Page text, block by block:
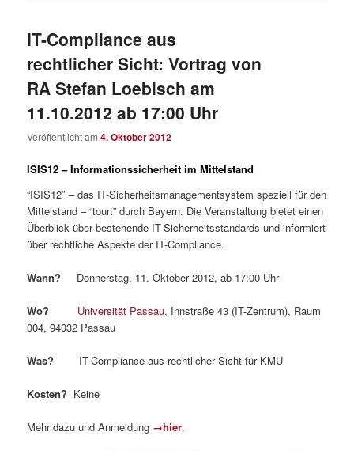
IT-Compliance aus
rechtlicher Sicht: Vortrag von
RA Stefan Loebisch am
11.10.2012 ab 17:00 Uhr
Veröffentlicht am4. Oktober 2012
ISIS12 – Informationssicherheit im Mittelstand
“ISIS12″ – das IT-Sicherheitsmanagementsystem speziell für den
Mittelstand – “tourt” durch Bayern. Die Veranstaltung bietet einen
Überblick über bestehende IT-Sicherheitsstandards und informiert
über rechtliche Aspekte der IT-Compliance.
Wann? Donnerstag, 11. Oktober 2012, ab 17:00 Uhr
Wo? Universität Passau, Innstraße 43 (IT-Zentrum), Raum
004, 94032 Passau
Was? IT-Compliance aus rechtlicher Sicht für KMU
Kosten? Keine
Mehr dazu und Anmeldung →hier.